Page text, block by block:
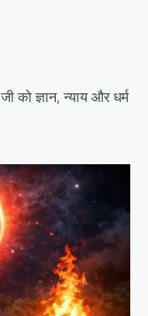
को ज्ञान, न्याय और धर्म